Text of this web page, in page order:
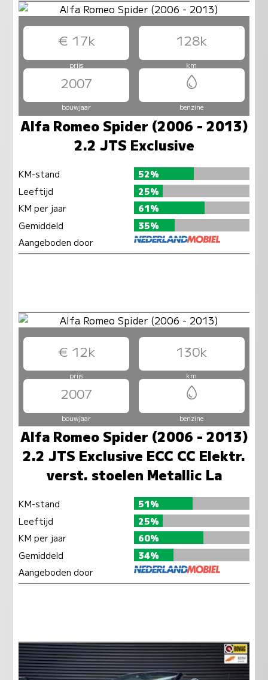
€ 17k 128k
prijs km
2007
bouwjaar benzine
Alfa Romeo Spider (2006 - 2013)
2.2 JTS Exclusive
KM-stand
52%
Leeftijd
25%
KM per jaar
61%
Gemiddeld
35%
Aangeboden door
€ 12k 130k
prijs km
2007
bouwjaar benzine
Alfa Romeo Spider (2006 - 2013)
2.2 JTS Exclusive ECC CC Elektr.
verst. stoelen Metallic La
KM-stand
51%
Leeftijd
25%
KM per jaar
60%
Gemiddeld
34%
Aangeboden door